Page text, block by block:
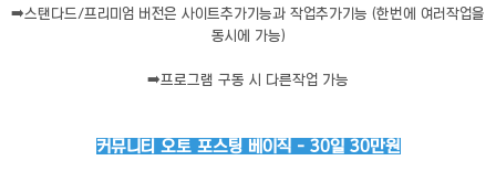
➡️스탠다드/프리미엄 버전은 사이트추가기능과 작업추가기능 (한번에 여러작업을
동시에 가능)
➡️프로그램 구동 시 다른작업 가능
커뮤니티 오토 포스팅 베이직 - 30일 30만원